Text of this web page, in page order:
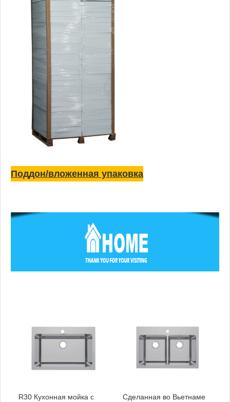
Поддон/вложенная упаковка
R30 Кухонная мойка с
Сделанная во Вьетнаме